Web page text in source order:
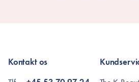
Kontakt os